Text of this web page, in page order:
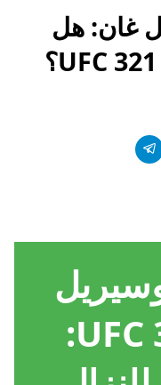
غان: هل
غان في UFC 321: